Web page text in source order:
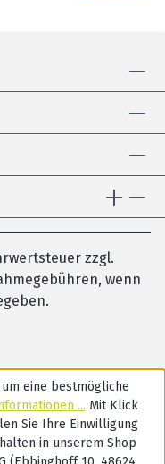
zzgl.
wenn
eine bestmögliche
... Mit Klick
Sie Ihre Einwilligung
in unserem Shop